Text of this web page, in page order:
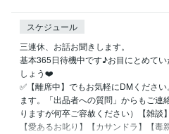
スケジュール
三連休、お話お聞きします。
基本365日待機中です♪お目にとめて
しょう❤️
✅【離席中】でもお気軽にDMくださ
ます。「出品者への質問」からもご連
りますが何卒ご容赦ください）【雑談
【愛あるお叱り】【カサンドラ】【